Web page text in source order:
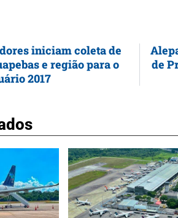
iniciam coleta de
e região para o
2017
de